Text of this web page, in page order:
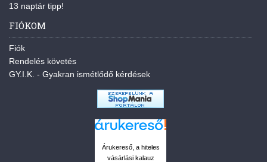
13 naptár tipp!
FIÓKOM
Fiók
Rendelés követés
GY.I.K. - Gyakran ismétlődő kérdések
Árukereső, a hiteles
vásárlási kalauz